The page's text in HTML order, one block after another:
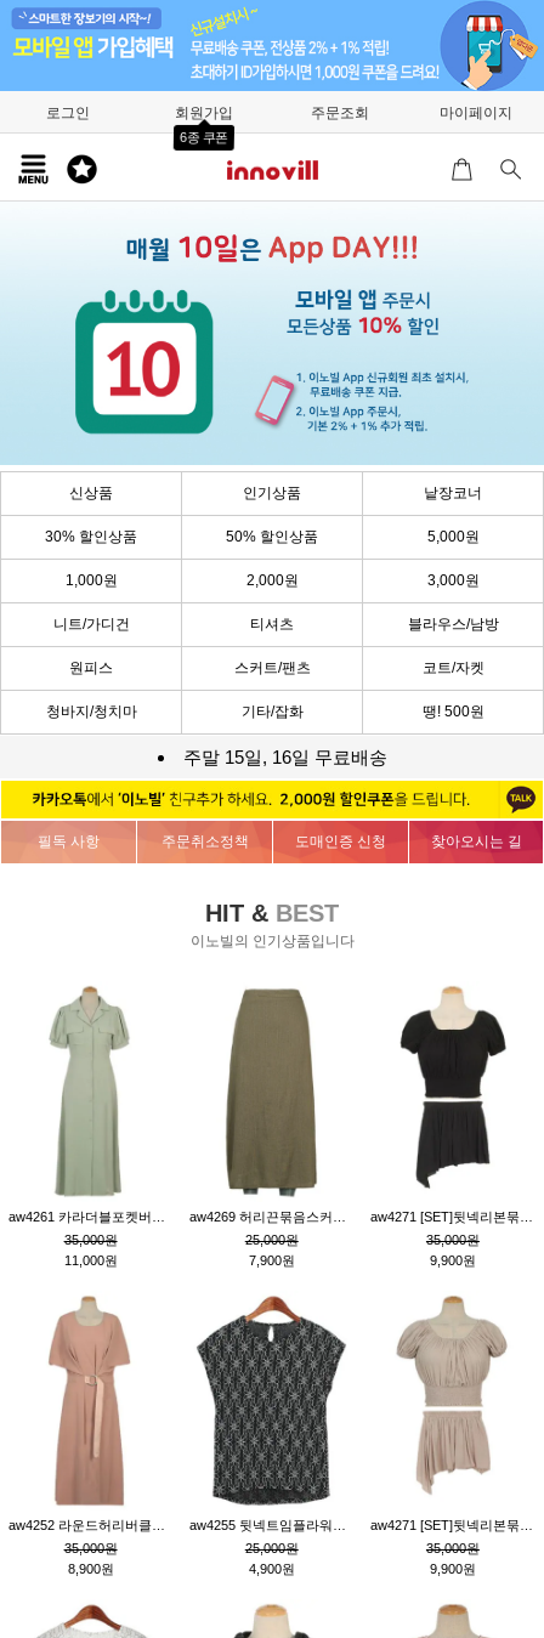
로그인 회원가입
6종 쿠폰
주문조회 마이페이지
신상품 인기상품 낱장코너
30% 할인상품 50% 할인상품 5,000원
1,000원 2,000원 3,000원
니트/가디건 티셔츠 블라우스/남방
원피스 스커트/팬츠 코트/자켓
청바지/청치마 기타/잡화 땡! 500원
주말 15일, 16일 무료배송
필독 사항 주문취소정책 도매인증 신청 찾아오시는 길
HIT & BEST
이노빌의 인기상품입니다
35,000원
11,000원
25,000원
7,900원
35,000원
9,900원
35,000원
8,900원
25,000원
4,900원
35,000원
9,900원